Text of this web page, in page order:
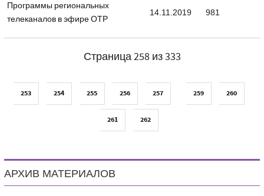
Программы региональных
телеканалов в эфире ОТР
14.11.2019 981
Страница 258 из 333
253 254 255 256 257 259 260
261 262
АРХИВ МАТЕРИАЛОВ